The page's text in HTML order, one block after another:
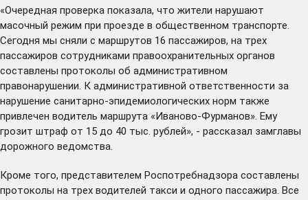
«Очередная проверка показала, что жители нарушают
масочный режим при проезде в общественном транспорте.
Сегодня мы сняли с маршрутов 16 пассажиров, на трех
пассажиров сотрудниками правоохранительных органов
составлены протоколы об административном
правонарушении. К административной ответственности за
нарушение санитарно-эпидемиологических норм также
привлечен водитель маршрута «Иваново-Фурманов». Ему
грозит штраф от 15 до 40 тыс. рублей», - рассказал замглавы
дорожного ведомства.
Кроме того, представителем Роспотребнадзора составлены
протоколы на трех водителей такси и одного пассажира. Все